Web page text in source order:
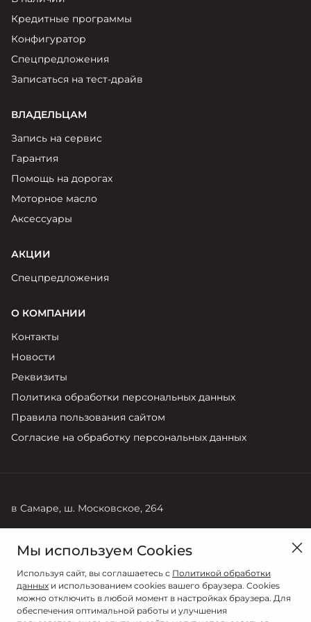
Яркий динамичный седан
Кредитные программы
Калькулятор трейд-ин
Страховые программы
Моторное масло
СЕРВИСНЫЕ АКЦИИ
КОНТАКТЫ
Кредитные программы
Конфигуратор
Спецпредложения
Записаться на тест-драйв
ВЛАДЕЛЬЦАМ
Запись на сервис
Гарантия
Помощь на дорогах
Моторное масло
Аксессуары
АКЦИИ
Спецпредложения
О КОМПАНИИ
Контакты
Новости
Реквизиты
Политика обработки персональных данных
Правила пользования сайтом
Согласие на обработку персональных данных
в Самаре, ш. Московское, 264
8 (846) 269-22-44
Мы используем Cookies
Используя сайт, вы соглашаетесь с Политикой обработки
данных и использованием cookies вашего браузера. Cookies
можно отключить в любой момент в настройках браузера. Для
обеспечения оптимальной работы и улучшения